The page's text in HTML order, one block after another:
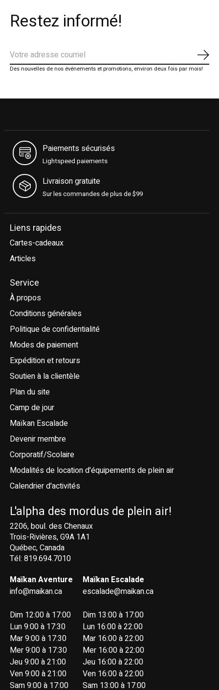
Restez informé!
Des nouvelles de nos événements et promotions, environ deux fois par mois!
Paiements sécurisés
Lightspeed paiements
Livraison gratuite
Sur les commandes de plus de $99
Liens rapides
Cartes-cadeaux
Articles
Service
À propos
Conditions générales
Politique de confidentialité
Modes de paiement
Expédition et retours
Soutien à la clientèle
Plan du site
Camp de jour
Maïkan Escalade
Devenir membre
Corporatif/Scolaire
Modalités de location d'équipements de plein air
Calendrier d'activités
L'alpha des mordus de plein air!
2206, boul. des Chenaux
Trois-Rivières, G9A 1A1
Québec, Canada
Tél: 819.694.7010
Maïkan Aventure
info@maikan.ca
Dim 12:00 à 17:00
Lun 9:00 à 17:30
Mar 9:00 à 17:30
Mer 9:00 à 17:30
Jeu 9:00 à 21:00
Ven 9:00 à 21:00
Sam 9:00 à 17:00
Maïkan Escalade
escalade@maikan.ca
Dim 13:00 à 17:00
Lun 16:00 à 22:00
Mar 16:00 à 22:00
Mer 16:00 à 22:00
Jeu 16:00 à 22:00
Ven 16:00 à 22:00
Sam 13:00 à 17:00